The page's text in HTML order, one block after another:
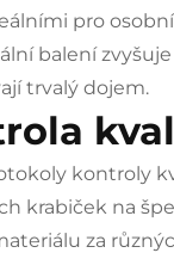
pro
balení
trvalý dojem.
kontroly
krabiček na
za